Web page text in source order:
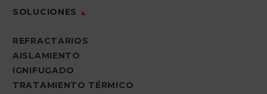
SOLUCIONES
REFRACTARIOS
AISLAMIENTO
IGNIFUGADO
TRATAMIENTO TÉRMICO